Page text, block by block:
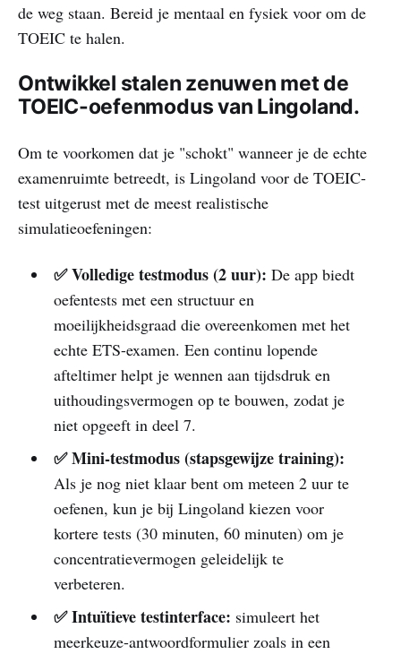
de weg staan. Bereid je mentaal en fysiek voor om de
TOEIC te halen.
Ontwikkel stalen zenuwen met de
TOEIC-oefenmodus van Lingoland.
Om te voorkomen dat je "schokt" wanneer je de echte
examenruimte betreedt, is Lingoland voor de TOEIC-
test uitgerust met de meest realistische
simulatieoefeningen:
✅ Volledige testmodus (2 uur): De app biedt
oefentests met een structuur en
moeilijkheidsgraad die overeenkomen met het
echte ETS-examen. Een continu lopende
afteltimer helpt je wennen aan tijdsdruk en
uithoudingsvermogen op te bouwen, zodat je
niet opgeeft in deel 7.
✅ Mini-testmodus (stapsgewijze training):
Als je nog niet klaar bent om meteen 2 uur te
oefenen, kun je bij Lingoland kiezen voor
kortere tests (30 minuten, 60 minuten) om je
concentratievermogen geleidelijk te
verbeteren.
✅ Intuïtieve testinterface: simuleert het
meerkeuze-antwoordformulier zoals in een